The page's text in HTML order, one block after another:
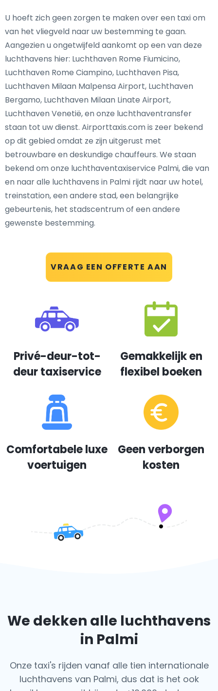
VRAAG EEN OFFERTE AAN
U hoeft zich geen zorgen te maken over een taxi om
van het vliegveld naar uw bestemming te gaan.
Aangezien u ongetwijfeld aankomt op een van deze
luchthavens hier: Luchthaven Rome Fiumicino,
Luchthaven Rome Ciampino, Luchthaven Pisa,
Luchthaven Milaan Malpensa Airport, Luchthaven
Bergamo, Luchthaven Milaan Linate Airport,
Luchthaven Venetië, en onze luchthaventransfer
staan tot uw dienst. Airporttaxis.com is zeer bekend
op dit gebied omdat ze zijn uitgerust met
betrouwbare en deskundige chauffeurs. We staan
bekend om onze luchthaventaxiservice Palmi, die van
en naar alle luchthavens in Palmi rijdt naar uw hotel,
treinstation, een andere stad, een belangrijke
gebeurtenis, het stadscentrum of een andere
gewenste bestemming.
Privé-deur-tot-
deur taxiservice
Gemakkelijk en
flexibel boeken
Comfortabele luxe
voertuigen
Geen verborgen
kosten
We dekken alle luchthavens
in Palmi
Onze taxi's rijden vanaf alle tien internationale
luchthavens van Palmi, dus dat is het ook